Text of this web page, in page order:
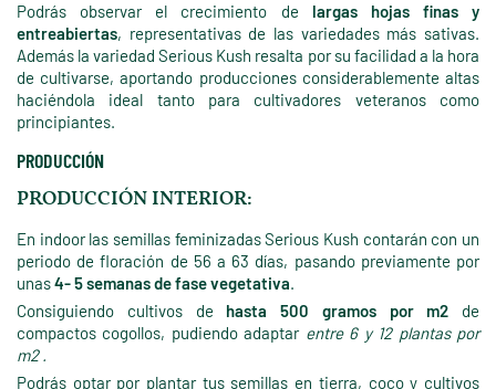
Podrás observar el crecimiento de largas hojas finas y
entreabiertas, representativas de las variedades más sativas.
Además la variedad Serious Kush resalta por su facilidad a la hora
de cultivarse, aportando producciones considerablemente altas
haciéndola ideal tanto para cultivadores veteranos como
principiantes.
PRODUCCIÓN
PRODUCCIÓN INTERIOR:
En indoor las semillas feminizadas Serious Kush contarán con un
periodo de floración de 56 a 63 días, pasando previamente por
unas4- 5 semanas de fase vegetativa.
Consiguiendo cultivos de hasta 500 gramos por m2 de
compactos cogollos, pudiendo adaptarentre 6 y 12 plantas por
m2 .
Podrás optar por plantar tus semillas en tierra, coco y cultivos